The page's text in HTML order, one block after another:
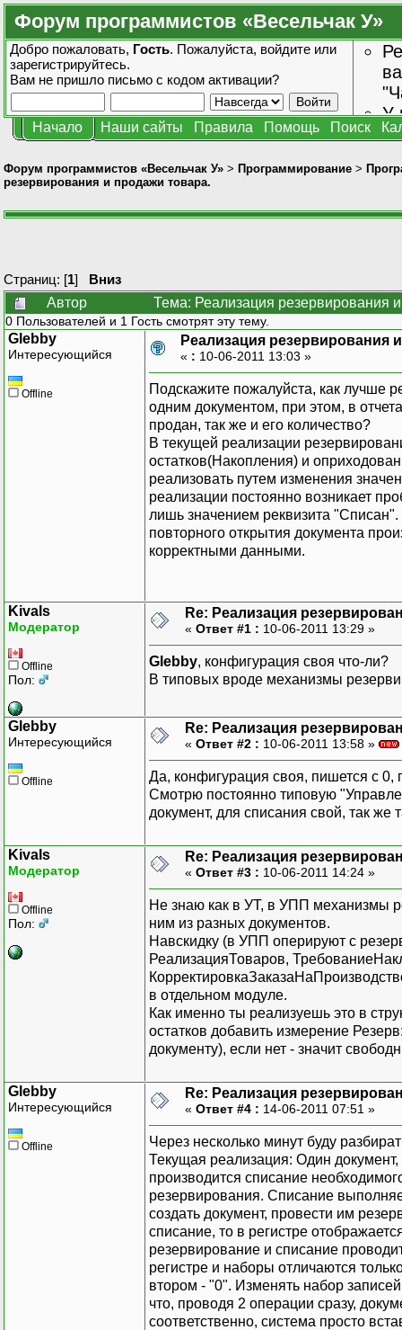
Форум программистов «Весельчак У»
Добро пожаловать, Гость. Пожалуйста, войдите или
зарегистрируйтесь.
Вам не пришло письмо с кодом активации?
У
Начало Наши сайты Правила Помощь Поиск
Форум программистов «Весельчак У» > Программирование >
резервирования и продажи товара.
Страниц: [1] Вниз
Автор
Тема: Реализация резервирования
0 Пользователей и 1 Гость смотрят эту тему.
Glebby
Интересующийся
Offline
Реализация резервирования
« : 10-06-2011 13:03 »
Подскажите пожалуйста, как лучше
одним документом, при этом, в
продан, так же и его количество?
В текущей реализации
остатков(Накопления) и
реализовать путем изменения
реализации постоянно возникает
лишь значением реквизита "Списан".
повторного открытия документа
корректными данными.
Kivals
Модератор
Offline
Пол:
Re: Реализация
« Ответ #1 : 10-06-2011 13:29 »
Glebby, конфигурация своя что-ли?
В типовых вроде механизмы
Glebby
Интересующийся
Offline
Re: Реализация
« Ответ #2 : 10-06-2011 13:58 »
Да, конфигурация своя, пишется с
Смотрю постоянно типовую
документ, для списания свой, так же
Kivals
Модератор
Offline
Пол:
Re: Реализация
« Ответ #3 : 10-06-2011 14:24 »
Не знаю как в УТ, в УПП механизмы
ним из разных документов.
Навскидку (в УПП оперируют с
РеализацияТоваров,
в отдельном модуле.
Как именно ты реализуешь это в
остатков добавить измерение
документу), если нет - значит
Glebby
Интересующийся
Offline
Re: Реализация
« Ответ #4 : 14-06-2011 07:51 »
Через несколько минут буду
Текущая реализация: Один
производится списание
резервирования. Списание
создать документ, провести им
списание, то в регистре
резервирование и списание
регистре и наборы отличаются
втором - "0". Изменять набор
что, проводя 2 операции сразу,
соответственно, система просто